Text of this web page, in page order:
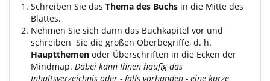
Schreiben Sie das Thema des Buchs in die Mitte des
Blattes.
Nehmen Sie sich dann das Buchkapitel vor und
schreiben Sie die großen Oberbegriffe, d. h.
Hauptthemen oder Überschriften in die Ecken der
Mindmap. Dabei kann Ihnen häufig das
Inhaltsverzeichnis oder - falls vorhanden - eine kurze